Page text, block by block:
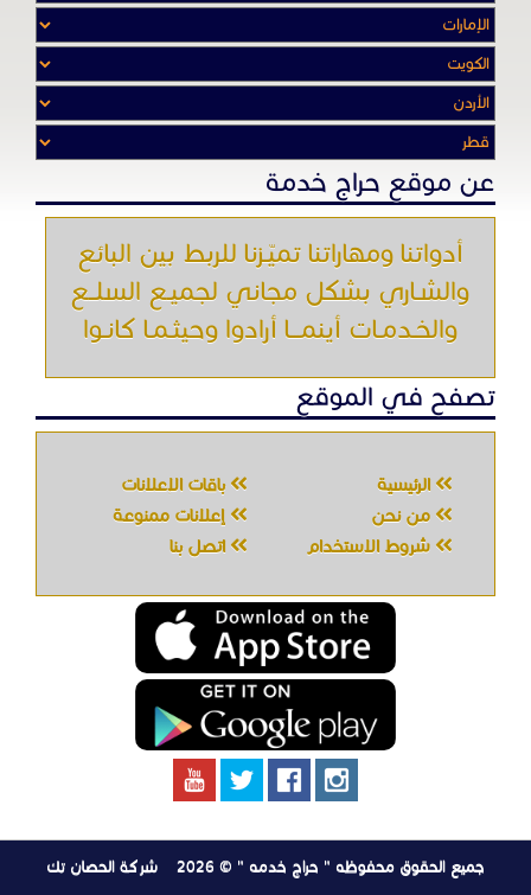
عن موقع حراج خدمة
أدواتنا ومهاراتنا تميّـزنا للربط بين البائع
والشـاري بشكل مجاني لجميـع السلــع
والخـدمـات أينمـــا أرادوا وحيثـمـا كانـوا
تصفح في الموقع
الرئيسية
باقات الإعلانات
من نحن
إعلانات ممنوعة
شروط الاستخدام
اتصل بنا
جميع الحقوق محفوظه " حراج خدمه " © 2026 شركة الحصان تك